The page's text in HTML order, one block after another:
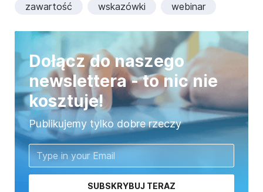
zawartość wskazówki webinar
Dołącz do naszego
newslettera - to nic nie
kosztuje!
Publikujemy tylko dobre rzeczy
SUBSKRYBUJ TERAZ